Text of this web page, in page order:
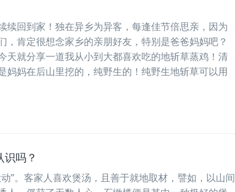
续回到家！独在异乡为异客，每逢佳节倍思亲，因为
，肯定很想念家乡的亲朋好友，特别是爸爸妈妈吧？
天就分享一道我从小到大都喜欢吃的地斩草蒸鸡！清
妈妈在后山里挖的，纯野生的！纯野生地斩草可以用
吗？
”。客家人喜欢煲汤，且善于就地取材，譬如，以山间